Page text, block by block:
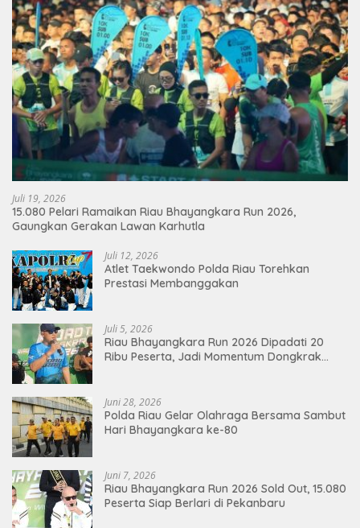
Juli 19, 2026
15.080 Pelari Ramaikan Riau Bhayangkara Run 2026,
Gaungkan Gerakan Lawan Karhutla
Juli 12, 2026
Atlet Taekwondo Polda Riau Torehkan
Prestasi Membanggakan
Juli 5, 2026
Riau Bhayangkara Run 2026 Dipadati 20
Ribu Peserta, Jadi Momentum Dongkrak
Juni 28, 2026
Polda Riau Gelar Olahraga Bersama Sambut
Hari Bhayangkara ke-80
Juni 7, 2026
Riau Bhayangkara Run 2026 Sold Out, 15.080
Peserta Siap Berlari di Pekanbaru